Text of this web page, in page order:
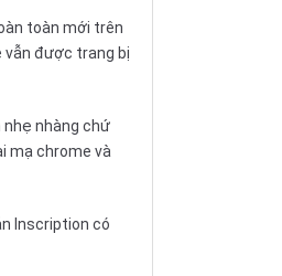
toàn mới trên
vẫn được trang bị
nhàng chứ
mạ chrome và
Inscription có